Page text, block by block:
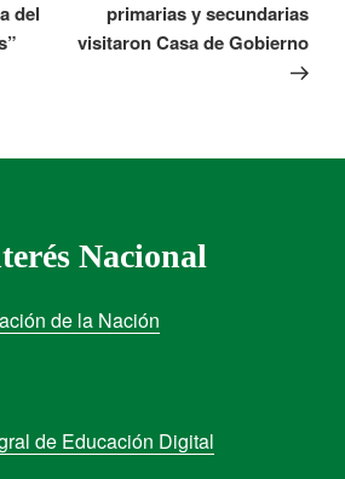
del
primarias y secundarias
visitaron Casa de Gobierno
Nacional
de la Nación
de Educación Digital